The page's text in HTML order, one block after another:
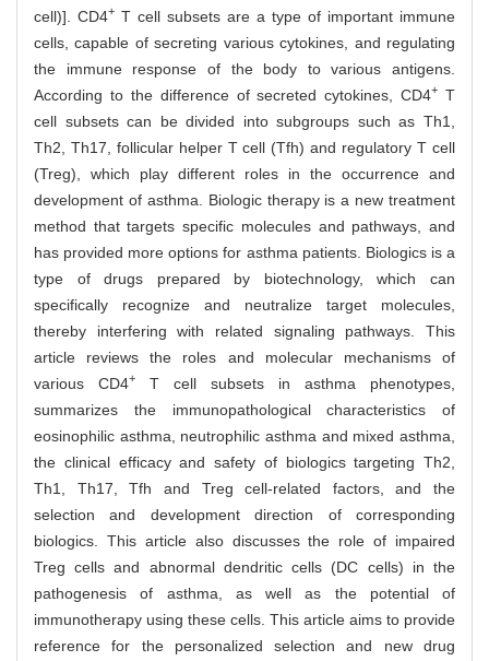
cell)]. CD4+ T cell subsets are a type of important immune
cells, capable of secreting various cytokines, and regulating
the immune response of the body to various antigens.
According to the difference of secreted cytokines, CD4+ T
cell subsets can be divided into subgroups such as Th1,
Th2, Th17, follicular helper T cell (Tfh) and regulatory T cell
(Treg), which play different roles in the occurrence and
development of asthma. Biologic therapy is a new treatment
method that targets specific molecules and pathways, and
has provided more options for asthma patients. Biologics is a
type of drugs prepared by biotechnology, which can
specifically recognize and neutralize target molecules,
thereby interfering with related signaling pathways. This
article reviews the roles and molecular mechanisms of
various CD4+
T cell subsets in asthma phenotypes,
summarizes the immunopathological characteristics of
eosinophilic asthma, neutrophilic asthma and mixed asthma,
the clinical efficacy and safety of biologics targeting Th2,
Th1, Th17, Tfh and Treg cell-related factors, and the
selection and development direction of corresponding
biologics. This article also discusses the role of impaired
Treg cells and abnormal dendritic cells (DC cells) in the
pathogenesis of asthma, as well as the potential of
immunotherapy using these cells. This article aims to provide
reference for the personalized selection and new drug